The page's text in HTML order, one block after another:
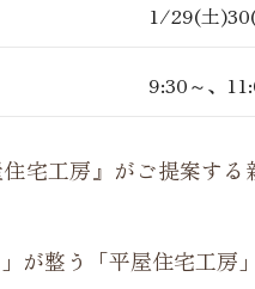
1/29(土
9:30～、
宅工房』がご提案す
」が整う「平屋住宅工